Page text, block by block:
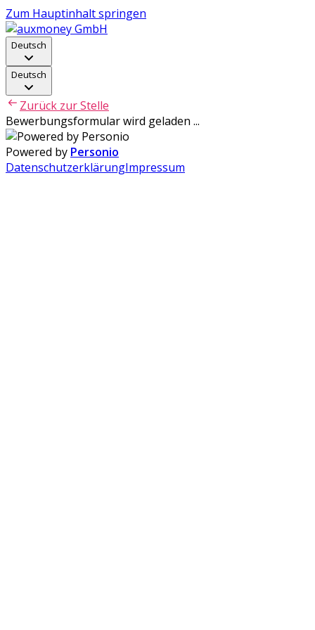
Zum Hauptinhalt springen
Deutsch
Deutsch
Zurück zur Stelle
Bewerbungsformular wird geladen ...
Powered by Personio
DatenschutzerklärungImpressum